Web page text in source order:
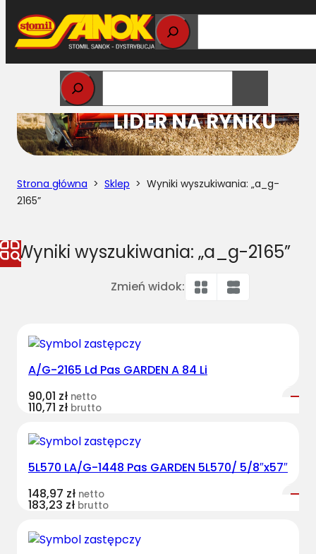
Przejdź
do
treści
STOMIL
LIDER NA RYNKU
Strona główna > Sklep > Wyniki wyszukiwania: „a_g-
2165”
Wyniki wyszukiwania: „a_g-2165”
Zmień widok:
A/G-2165 Ld Pas GARDEN A 84 Li
90,01 zł netto
110,71 zł brutto
5L570 LA/G-1448 Pas GARDEN 5L570/ 5/8″x57″
148,97 zł netto
183,23 zł brutto